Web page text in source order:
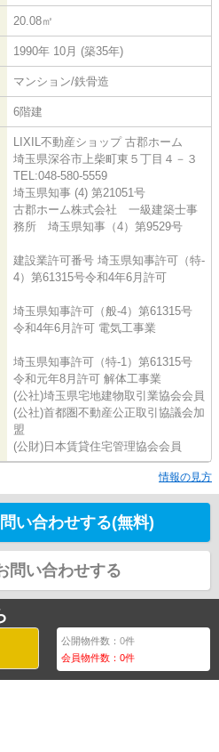
20.08㎡
1990年 10月 (築35年)
マンション/鉄骨造
6階建
LIXIL不動産ショップ 古郡ホーム
埼玉県深谷市上柴町東５丁目４－３
TEL:048-580-5559
埼玉県知事 (4) 第21051号
古郡ホーム株式会社 一級建築士事
務所 埼玉県知事（4）第9529号
建設業許可番号 埼玉県知事許可（特-
4）第61315号令和4年6月許可
埼玉県知事許可（般-4）第61315号
令和4年6月許可 電気工事業
埼玉県知事許可（特-1）第61315号
令和元年8月許可 解体工事業
(公社)埼玉県宅地建物取引業協会会員
(公社)首都圏不動産公正取引協議会加
盟
(公財)日本賃貸住宅管理協会会員
情報の見方
い合わせする(無料)
問い合わせする
公開物件数：0件
会員物件数：0件